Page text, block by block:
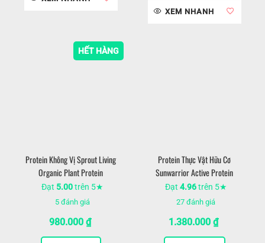
XEM NHANH
HẾT HÀNG
Protein Không Vị Sprout Living
Organic Plant Protein
Đạt 5.00trên 5★
5đánh giá
980.000 ₫
Protein Thực Vật Hữu Cơ
Sunwarrior Active Protein
Đạt 4.96trên 5★
27 đánh giá
1.380.000 ₫